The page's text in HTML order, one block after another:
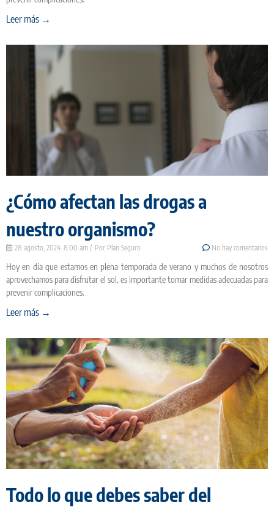
Leer más →
¿Cómo afectan las drogas a
nuestro organismo?
Plan Seguro
28 agosto, 2024 8:00 am No hay comentarios
Hoy en día que estamos en plena temporada de verano y muchos de nosotros
aprovechamos para disfrutar el sol, es importante tomar medidas adecuadas para
prevenir complicaciones.
Leer más →
Todo lo que debes saber del